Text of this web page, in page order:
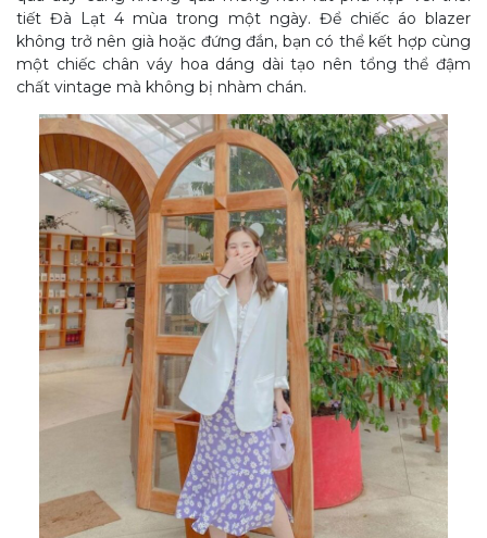
tiết Đà Lạt 4 mùa trong một ngày. Để chiếc áo blazer
không trở nên già hoặc đứng đắn, bạn có thể kết hợp cùng
một chiếc chân váy hoa dáng dài tạo nên tổng thể đậm
chất vintage mà không bị nhàm chán.